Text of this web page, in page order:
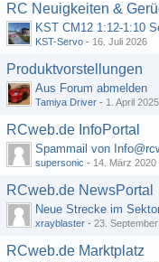
RC Neuigkeiten &
KST CM12 1:12-1:10
KST-Servo - 16. Juli 2026
Produktvorstellungen
Aus Forum abmelden
Tamiya Driver - 1. April 2025
RCweb.de InfoPortal
Spammail von
supersonic - 14. März 2020
RCweb.de NewsPortal
Neue Strecke im
xrayblaster - 23.
RCweb.de Marktplatz